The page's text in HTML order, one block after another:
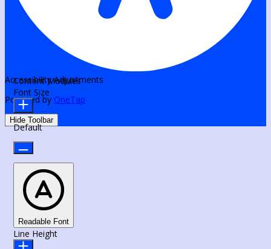
Accessibility Adjustments
Powered by OneTap
Hide Toolbar
Content Modules
Font Size
Default
Readable Font
Line Height